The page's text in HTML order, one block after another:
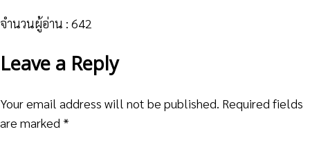
จำนวนผู้อ่าน : 642
Leave a Reply
Your email address will not be published. Required fields
are marked *